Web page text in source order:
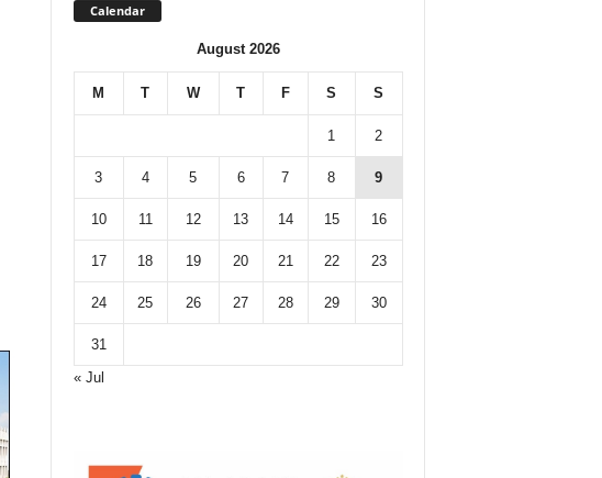
Calendar
August 2026
M T W T F S S
1 2
3 4 5 6 7 8 9
10 11 12 13 14 15 16
17 18 19 20 21 22 23
24 25 26 27 28 29 30
31
« Jul